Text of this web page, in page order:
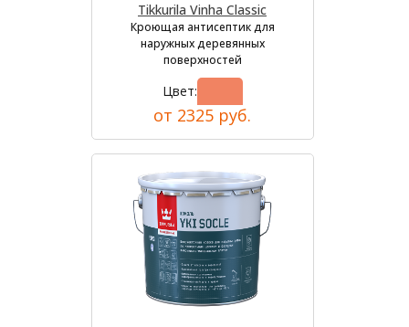
Tikkurila Vinha Classic
Кроющая антисептик для
наружных деревянных
поверхностей
Цвет:
от 2325 руб.